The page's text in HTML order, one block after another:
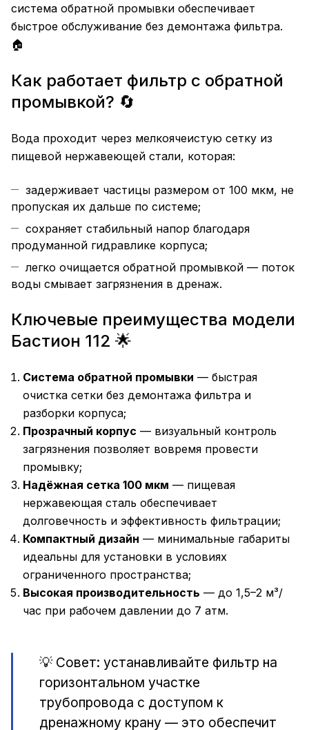
система обратной промывки обеспечивает
быстрое обслуживание без демонтажа фильтра.
🏠
Как работает фильтр с обратной
промывкой? 🔄
Вода проходит через мелкоячеистую сетку из
пищевой нержавеющей стали, которая:
задерживает частицы размером от 100 мкм, не
пропуская их дальше по системе;
сохраняет стабильный напор благодаря
продуманной гидравлике корпуса;
легко очищается обратной промывкой — поток
воды смывает загрязнения в дренаж.
Ключевые преимущества модели
Бастион 112 🌟
Система обратной промывки — быстрая
очистка сетки без демонтажа фильтра и
разборки корпуса;
Прозрачный корпус — визуальный контроль
загрязнения позволяет вовремя провести
промывку;
Надёжная сетка 100 мкм — пищевая
нержавеющая сталь обеспечивает
долговечность и эффективность фильтрации;
Компактный дизайн — минимальные габариты
идеальны для установки в условиях
ограниченного пространства;
Высокая производительность — до 1,5–2 м³/
час при рабочем давлении до 7 атм.
💡 Совет: устанавливайте фильтр на
горизонтальном участке
трубопровода с доступом к
дренажному крану — это обеспечит